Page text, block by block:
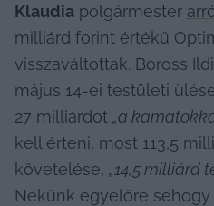
Klaudia polgármester
milliárd forint értékű
visszaváltottak. Boross
május 14-ei testületi
27 milliárdot „a
kell érteni, most 113,5
követelése, „14,5 milliárd
Nekünk egyelőre